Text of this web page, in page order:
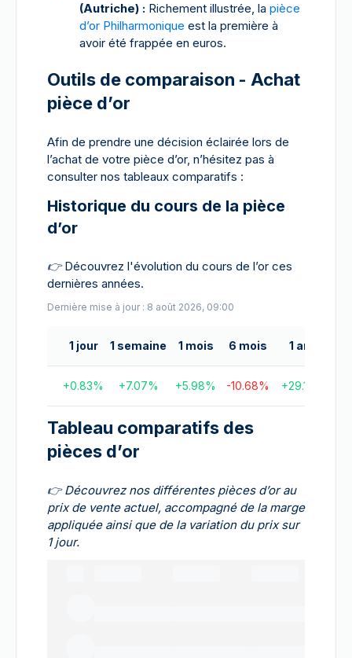
(Autriche) : Richement illustrée, la pièce
d’or Philharmonique est la première à
avoir été frappée en euros.
Outils de comparaison - Achat
pièce d’or
Afin de prendre une décision éclairée lors de
l’achat de votre pièce d’or, n’hésitez pas à
consulter nos tableaux comparatifs :
Historique du cours de la pièce
d’or
👉Découvrez l'évolution du cours de l’or ces
dernières années.
Dernière mise à jour : 8 août 2026, 09:00
1 jour 1 semaine 1 mois 6 mois 1 an
+0.83% +7.07% +5.98% -10.68% +29.1
Tableau comparatifs des
pièces d’or
👉Découvrez nos différentes pièces d’or au
prix de vente actuel, accompagné de la marge
appliquée ainsi que de la variation du prix sur
1 jour.